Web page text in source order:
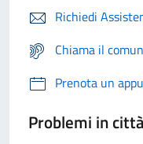
Richiedi
Chiama il
Prenota un
Problemi in città